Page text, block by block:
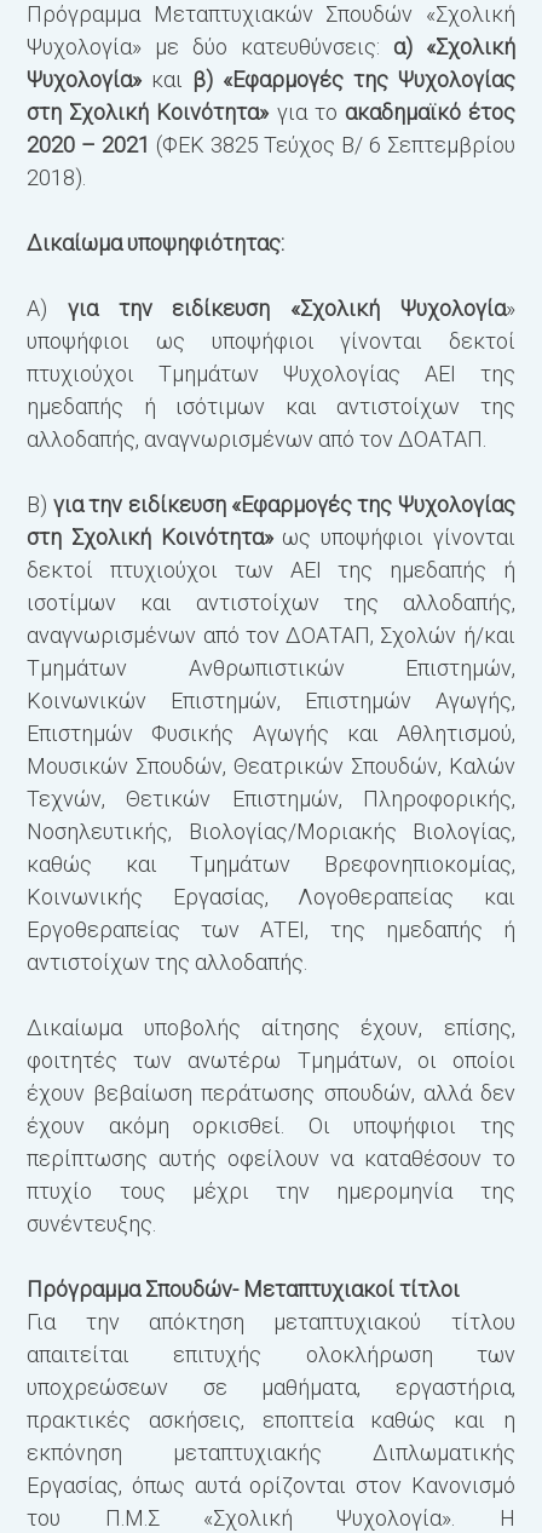
Πρόγραμμα Μεταπτυχιακών Σπουδών «Σχολική
Ψυχολογία» με δύο κατευθύνσεις: α) «Σχολική
Ψυχολογία» και β) «Εφαρμογές της Ψυχολογίας
στη Σχολική Κοινότητα» για το ακαδημαϊκό έτος
2020 – 2021 (ΦΕΚ 3825 Τεύχος Β/ 6 Σεπτεμβρίου
2018).
Δικαίωμα υποψηφιότητας:
Α)για την ειδίκευση «Σχολική Ψυχολογία»
υποψήφιοι ως υποψήφιοι γίνονται δεκτοί
πτυχιούχοι Τμημάτων Ψυχολογίας ΑΕΙ της
ημεδαπής ή ισότιμων και αντιστοίχων της
αλλοδαπής, αναγνωρισμένων από τον ΔΟΑΤΑΠ.
Β) για την ειδίκευση «Εφαρμογές της Ψυχολογίας
στη Σχολική Κοινότητα»ως υποψήφιοι γίνονται
δεκτοί πτυχιούχοι των ΑΕΙ της ημεδαπής ή
ισοτίμων και αντιστοίχων της αλλοδαπής,
αναγνωρισμένων από τον ΔΟΑΤΑΠ, Σχολών ή/και
Τμημάτων Ανθρωπιστικών Επιστημών,
Κοινωνικών Επιστημών, Επιστημών Αγωγής,
Επιστημών Φυσικής Αγωγής και Αθλητισμού,
Μουσικών Σπουδών, Θεατρικών Σπουδών, Καλών
Τεχνών, Θετικών Επιστημών, Πληροφορικής,
Νοσηλευτικής, Βιολογίας/Μοριακής Βιολογίας,
καθώς και Τμημάτων Βρεφονηπιοκομίας,
Κοινωνικής Εργασίας, Λογοθεραπείας και
Εργοθεραπείας των ΑΤΕΙ, της ημεδαπής ή
αντιστοίχων της αλλοδαπής.
Δικαίωμα υποβολής αίτησης έχουν, επίσης,
φοιτητές των ανωτέρω Τμημάτων, οι οποίοι
έχουν βεβαίωση περάτωσης σπουδών, αλλά δεν
έχουν ακόμη ορκισθεί. Οι υποψήφιοι της
περίπτωσης αυτής οφείλουν να καταθέσουν το
πτυχίο τους μέχρι την ημερομηνία της
συνέντευξης.
Πρόγραμμα Σπουδών- Μεταπτυχιακοί τίτλοι
Για την απόκτηση μεταπτυχιακού τίτλου
απαιτείται επιτυχής ολοκλήρωση των
υποχρεώσεων σε μαθήματα, εργαστήρια,
πρακτικές ασκήσεις, εποπτεία καθώς και η
εκπόνηση μεταπτυχιακής Διπλωματικής
Εργασίας, όπως αυτά ορίζονται στον Κανονισμό
του Π.Μ.Σ «Σχολική Ψυχολογία». Η